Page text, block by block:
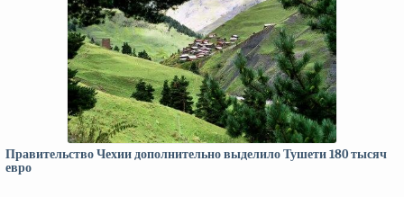
Правительство Чехии дополнительно выделило Тушети 180 тысяч
евро